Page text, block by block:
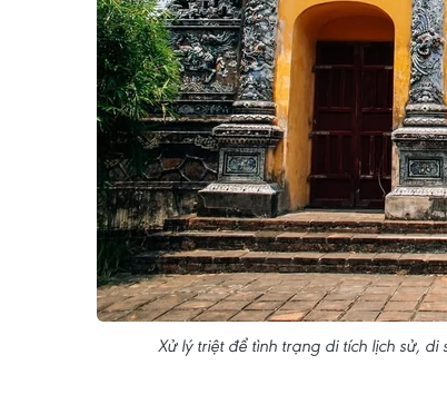
Xử lý triệt để tình trạng di tích lịch sử,